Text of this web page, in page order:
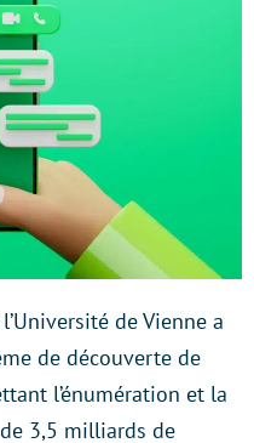
de Vienne a
de découverte de
l’énumération et la
3,5 milliards de